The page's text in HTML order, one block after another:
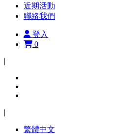
近期活動
聯絡我們
登入
0
|
|
繁體中文